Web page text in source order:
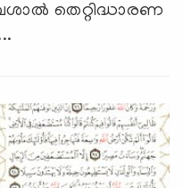
തെറ്റിദ്ധാരണ